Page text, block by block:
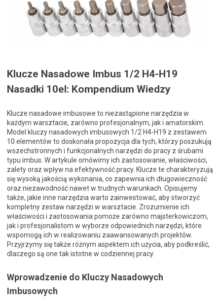
Klucze Nasadowe Imbus 1/2 H4-H19
Nasadki 10el: Kompendium Wiedzy
Klucze nasadowe imbusowe to niezastąpione narzędzia w
każdym warsztacie, zarówno profesjonalnym, jak i amatorskim.
Model kluczy nasadowych imbusowych 1/2 H4-H19 z zestawem
10 elementów to doskonała propozycja dla tych, którzy poszukują
wszechstronnych i funkcjonalnych narzędzi do pracy z śrubami
typu imbus. W artykule omówimy ich zastosowanie, właściwości,
zalety oraz wpływ na efektywność pracy. Klucze te charakteryzują
się wysoką jakością wykonania, co zapewnia ich długowieczność
oraz niezawodność nawet w trudnych warunkach. Opisujemy
także, jakie inne narzędzia warto zainwestować, aby stworzyć
kompletny zestaw narzędzi w warsztacie. Zrozumienie ich
właściwości i zastosowania pomoże zarówno majsterkowiczom,
jak i profesjonalistom w wyborze odpowiednich narzędzi, które
wspomogą ich w realizowaniu zaawansowanych projektów.
Przyjrzymy się także różnym aspektem ich użycia, aby podkreślić,
dlaczego są one tak istotne w codziennej pracy.
Wprowadzenie do Kluczy Nasadowych
Imbusowych